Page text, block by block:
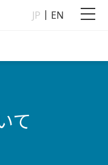
JP EN
て